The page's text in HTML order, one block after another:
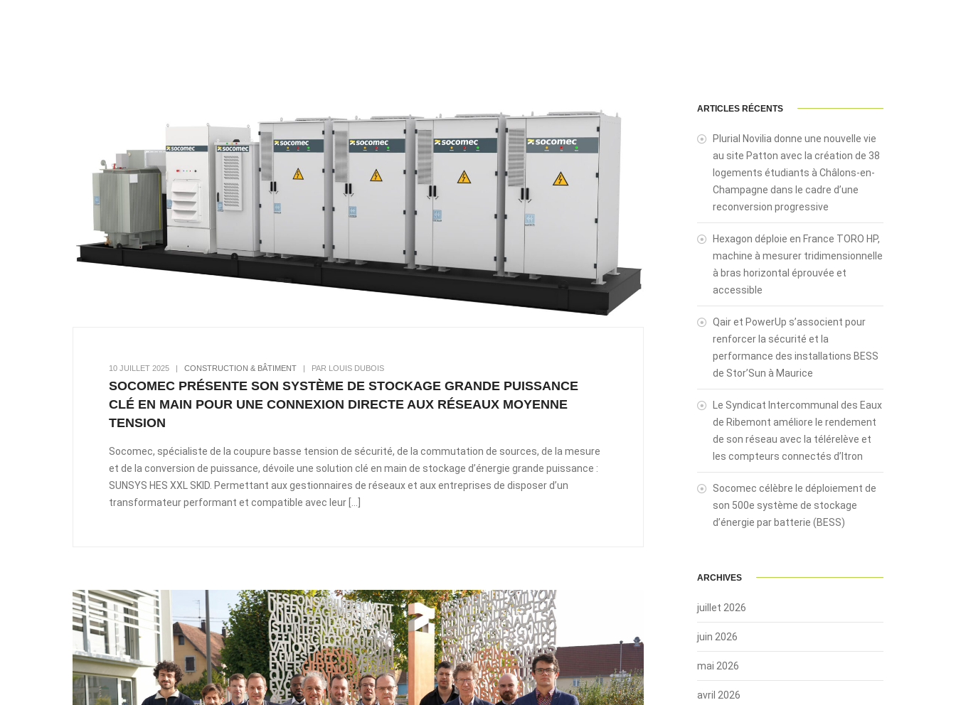
10 JUILLET 2025 | CONSTRUCTION & BÂTIMENT | PAR LOUIS DUBOIS
SOCOMEC PRÉSENTE SON SYSTÈME DE STOCKAGE GRANDE PUISSANCE
CLÉ EN MAIN POUR UNE CONNEXION DIRECTE AUX RÉSEAUX MOYENNE
TENSION
Socomec, spécialiste de la coupure basse tension de sécurité, de la commutation de sources, de la mesure
et de la conversion de puissance, dévoile une solution clé en main de stockage d’énergie grande puissance :
SUNSYS HES XXL SKID. Permettant aux gestionnaires de réseaux et aux entreprises de disposer d’un
transformateur performant et compatible avec leur […]
ARTICLES RÉCENTS
Plurial Novilia donne une nouvelle vie
au site Patton avec la création de 38
logements étudiants à Châlons-en-
Champagne dans le cadre d’une
reconversion progressive
Hexagon déploie en France TORO HP,
machine à mesurer tridimensionnelle
à bras horizontal éprouvée et
accessible
Qair et PowerUp s’associent pour
renforcer la sécurité et la
performance des installations BESS
de Stor’Sun à Maurice
Le Syndicat Intercommunal des Eaux
de Ribemont améliore le rendement
de son réseau avec la télérelève et
les compteurs connectés d’Itron
Socomec célèbre le déploiement de
son 500e système de stockage
d’énergie par batterie (BESS)
ARCHIVES
juillet 2026
juin 2026
mai 2026
avril 2026